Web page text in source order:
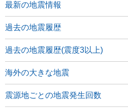
最新の地震情報
過去の地震履歴
過去の地震履歴(震度3以上)
海外の大きな地震
震源地ごとの地震発生回数